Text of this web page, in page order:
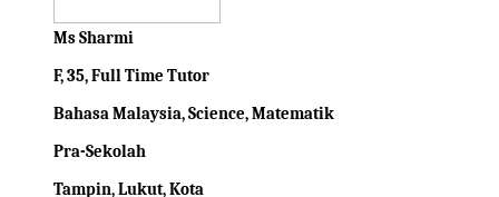
Ms Sharmi
F, 35, Full Time Tutor
Bahasa Malaysia, Science, Matematik
Pra-Sekolah
Tampin, Lukut, Kota